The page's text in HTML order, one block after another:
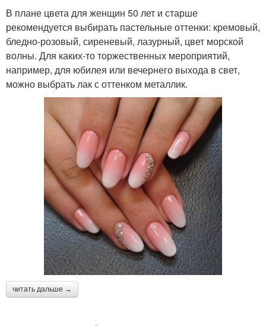
В плане цвета для женщин 50 лет и старше
рекомендуется выбирать пастельные оттенки: кремовый,
бледно-розовый, сиреневый, лазурный, цвет морской
волны. Для каких-то торжественных мероприятий,
например, для юбилея или вечернего выхода в свет,
можно выбрать лак с оттенком металлик.
читать дальше →